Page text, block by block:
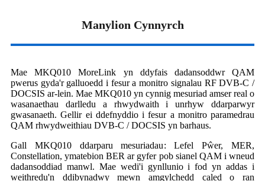
Manylion Cynnyrch
Mae MKQ010 MoreLink yn ddyfais dadansoddwr QAM
pwerus gyda'r galluoedd i fesur a monitro signalau RF DVB-C /
DOCSIS ar-lein. Mae MKQ010 yn cynnig mesuriad amser real o
wasanaethau darlledu a rhwydwaith i unrhyw ddarparwyr
gwasanaeth. Gellir ei ddefnyddio i fesur a monitro paramedrau
QAM rhwydweithiau DVB-C / DOCSIS yn barhaus.
Gall MKQ010 ddarparu mesuriadau: Lefel Pŵer, MER,
Constellation, ymatebion BER ar gyfer pob sianel QAM i wneud
dadansoddiad manwl. Mae wedi'i gynllunio i fod yn addas i
weithredu'n ddibynadwy mewn amgylchedd caled o ran